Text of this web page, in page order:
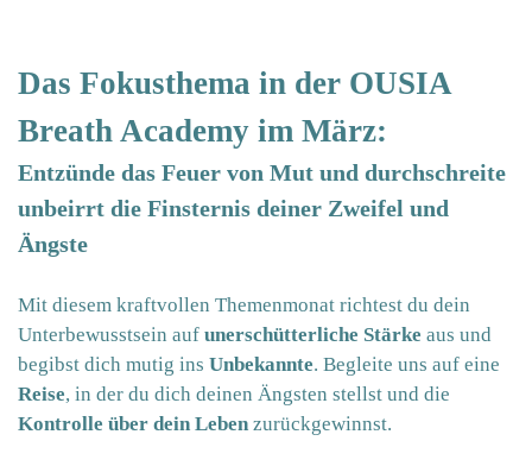
Das Fokusthema in der OUSIA
Breath Academy im März:
Entzünde das Feuer von Mut und durchschreite
unbeirrt die Finsternis deiner Zweifel und
Ängste
Mit diesem kraftvollen Themenmonat richtest du dein
Unterbewusstsein auf unerschütterliche Stärke aus und
begibst dich mutig ins Unbekannte. Begleite uns auf eine
Reise, in der du dich deinen Ängsten stellst und die
Kontrolle über dein Leben zurückgewinnst.